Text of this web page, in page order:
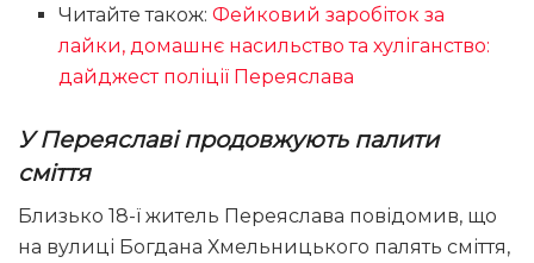
Читайте також:Фейковий заробіток за
лайки, домашнє насильство та хуліганство:
дайджест поліції Переяслава
У Переяславі продовжують палити
сміття
Близько 18-ї житель Переяслава повідомив, що
на вулиці Богдана Хмельницького палять сміття,